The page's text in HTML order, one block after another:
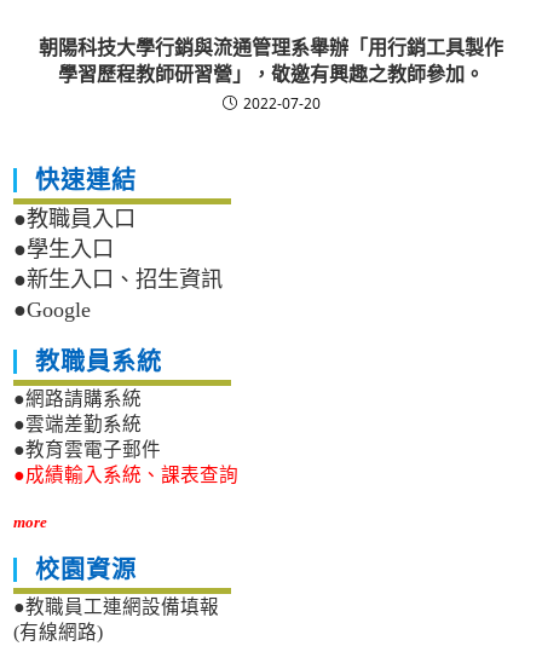
朝陽科技大學行銷與流通管理系舉辦「用行銷工具製作
學習歷程教師研習營」，敬邀有興趣之教師參加。
2022-07-20
快速連結
●教職員入口
●學生入口
●新生入口、招生資訊
●Google
教職員系統
●網路請購系統
●雲端差勤系統
●教育雲電子郵件
●成績輸入系統、課表查詢
more
校園資源
●教職員工連網設備填報
(有線網路)